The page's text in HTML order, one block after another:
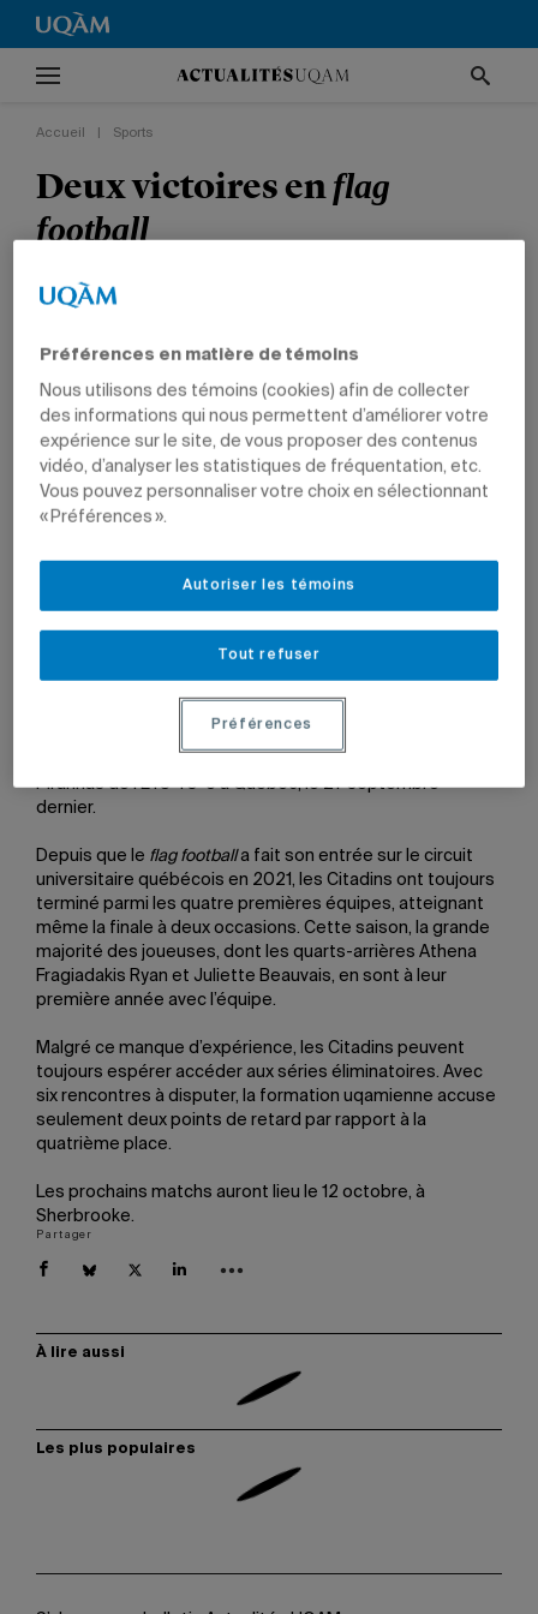
Accueil Sports
Deux victoires enflag
football
Les Citadins connaissent du succès à Québec.
SPORTS ÉTUDIANTS
Avec six rencontres à disputer, les Citadins peuvent
toujours espérer accéder aux séries éliminatoires.
Après un début de saison difficile ponctué par cinq revers
Piranhas de l’ÉTS 40-6 à Québec, le 27 septembre
dernier.
Depuis que le flag footballa fait son entrée sur le circuit
universitaire québécois en 2021, les Citadins ont toujours
terminé parmi les quatre premières équipes, atteignant
même la finale à deux occasions. Cette saison, la grande
majorité des joueuses, dont les quarts-arrières Athena
Fragiadakis Ryan et Juliette Beauvais, en sont à leur
première année avec l’équipe.
Malgré ce manque d’expérience, les Citadins peuvent
toujours espérer accéder aux séries éliminatoires. Avec
six rencontres à disputer, la formation uqamienne accuse
seulement deux points de retard par rapport à la
quatrième place.
Les prochains matchs auront lieu le 12 octobre, à
Sherbrooke.
Partager
À lire aussi
Les plus populaires
Préférences en matière de témoins
Nous utilisons des témoins (cookies) afin de collecter
des informations qui nous permettent d’améliorer votre
expérience sur le site, de vous proposer des contenus
vidéo, d’analyser les statistiques de fréquentation, etc.
Vous pouvez personnaliser votre choix en sélectionnant
« Préférences ».
Tout refuser
Autoriser les témoins
Préférences